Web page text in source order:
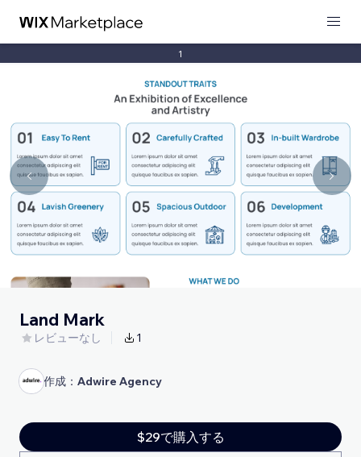
1
Land Mark
レビューなし 1
作成： Adwire Agency
$29で購入する